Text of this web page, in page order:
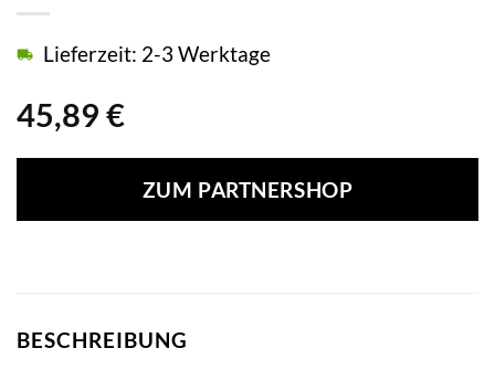
45,89 €
Lieferzeit: 2-3 Werktage
ZUM PARTNERSHOP
BESCHREIBUNG